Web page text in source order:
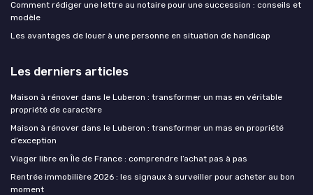
Comment rédiger une lettre au notaire pour une succession : conseils et
modèle
Les avantages de louer à une personne en situation de handicap
Les derniers articles
Maison à rénover dans le Luberon : transformer un mas en véritable
propriété de caractère
Maison à rénover dans le Luberon : transformer un mas en propriété
d’exception
Viager libre en Île de France : comprendre l’achat pas à pas
Rentrée immobilière 2026 : les signaux à surveiller pour acheter au bon
moment